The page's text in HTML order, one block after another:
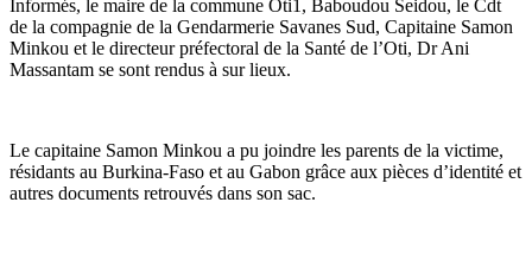
Informés, le maire de la commune Oti1, Baboudou Seidou, le Cdt
de la compagnie de la Gendarmerie Savanes Sud, Capitaine Samon
Minkou et le directeur préfectoral de la Santé de l’Oti, Dr Ani
Massantam se sont rendus à sur lieux.
Le capitaine Samon Minkou a pu joindre les parents de la victime,
résidants au Burkina-Faso et au Gabon grâce aux pièces d’identité et
autres documents retrouvés dans son sac.